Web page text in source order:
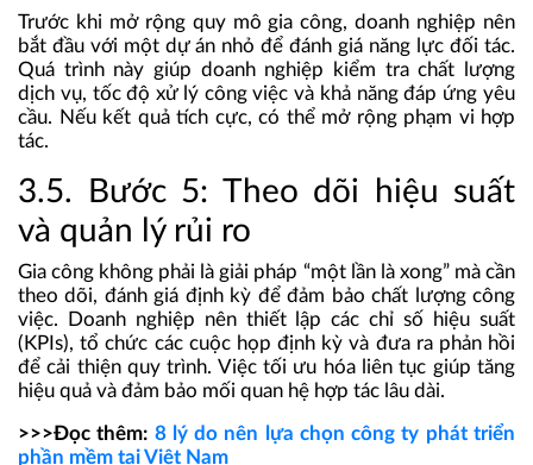
Trước khi mở rộng quy mô gia công, doanh nghiệp nên
bắt đầu với một dự án nhỏ để đánh giá năng lực đối tác.
Quá trình này giúp doanh nghiệp kiểm tra chất lượng
dịch vụ, tốc độ xử lý công việc và khả năng đáp ứng yêu
cầu. Nếu kết quả tích cực, có thể mở rộng phạm vi hợp
tác.
3.5. Bước 5: Theo dõi hiệu suất
và quản lý rủi ro
Gia công không phải là giải pháp “một lần là xong” mà cần
theo dõi, đánh giá định kỳ để đảm bảo chất lượng công
việc. Doanh nghiệp nên thiết lập các chỉ số hiệu suất
(KPIs), tổ chức các cuộc họp định kỳ và đưa ra phản hồi
để cải thiện quy trình. Việc tối ưu hóa liên tục giúp tăng
hiệu quả và đảm bảo mối quan hệ hợp tác lâu dài.
>>>Đọc thêm: 8 lý do nên lựa chọn công ty phát triển
phần mềm tại Việt Nam